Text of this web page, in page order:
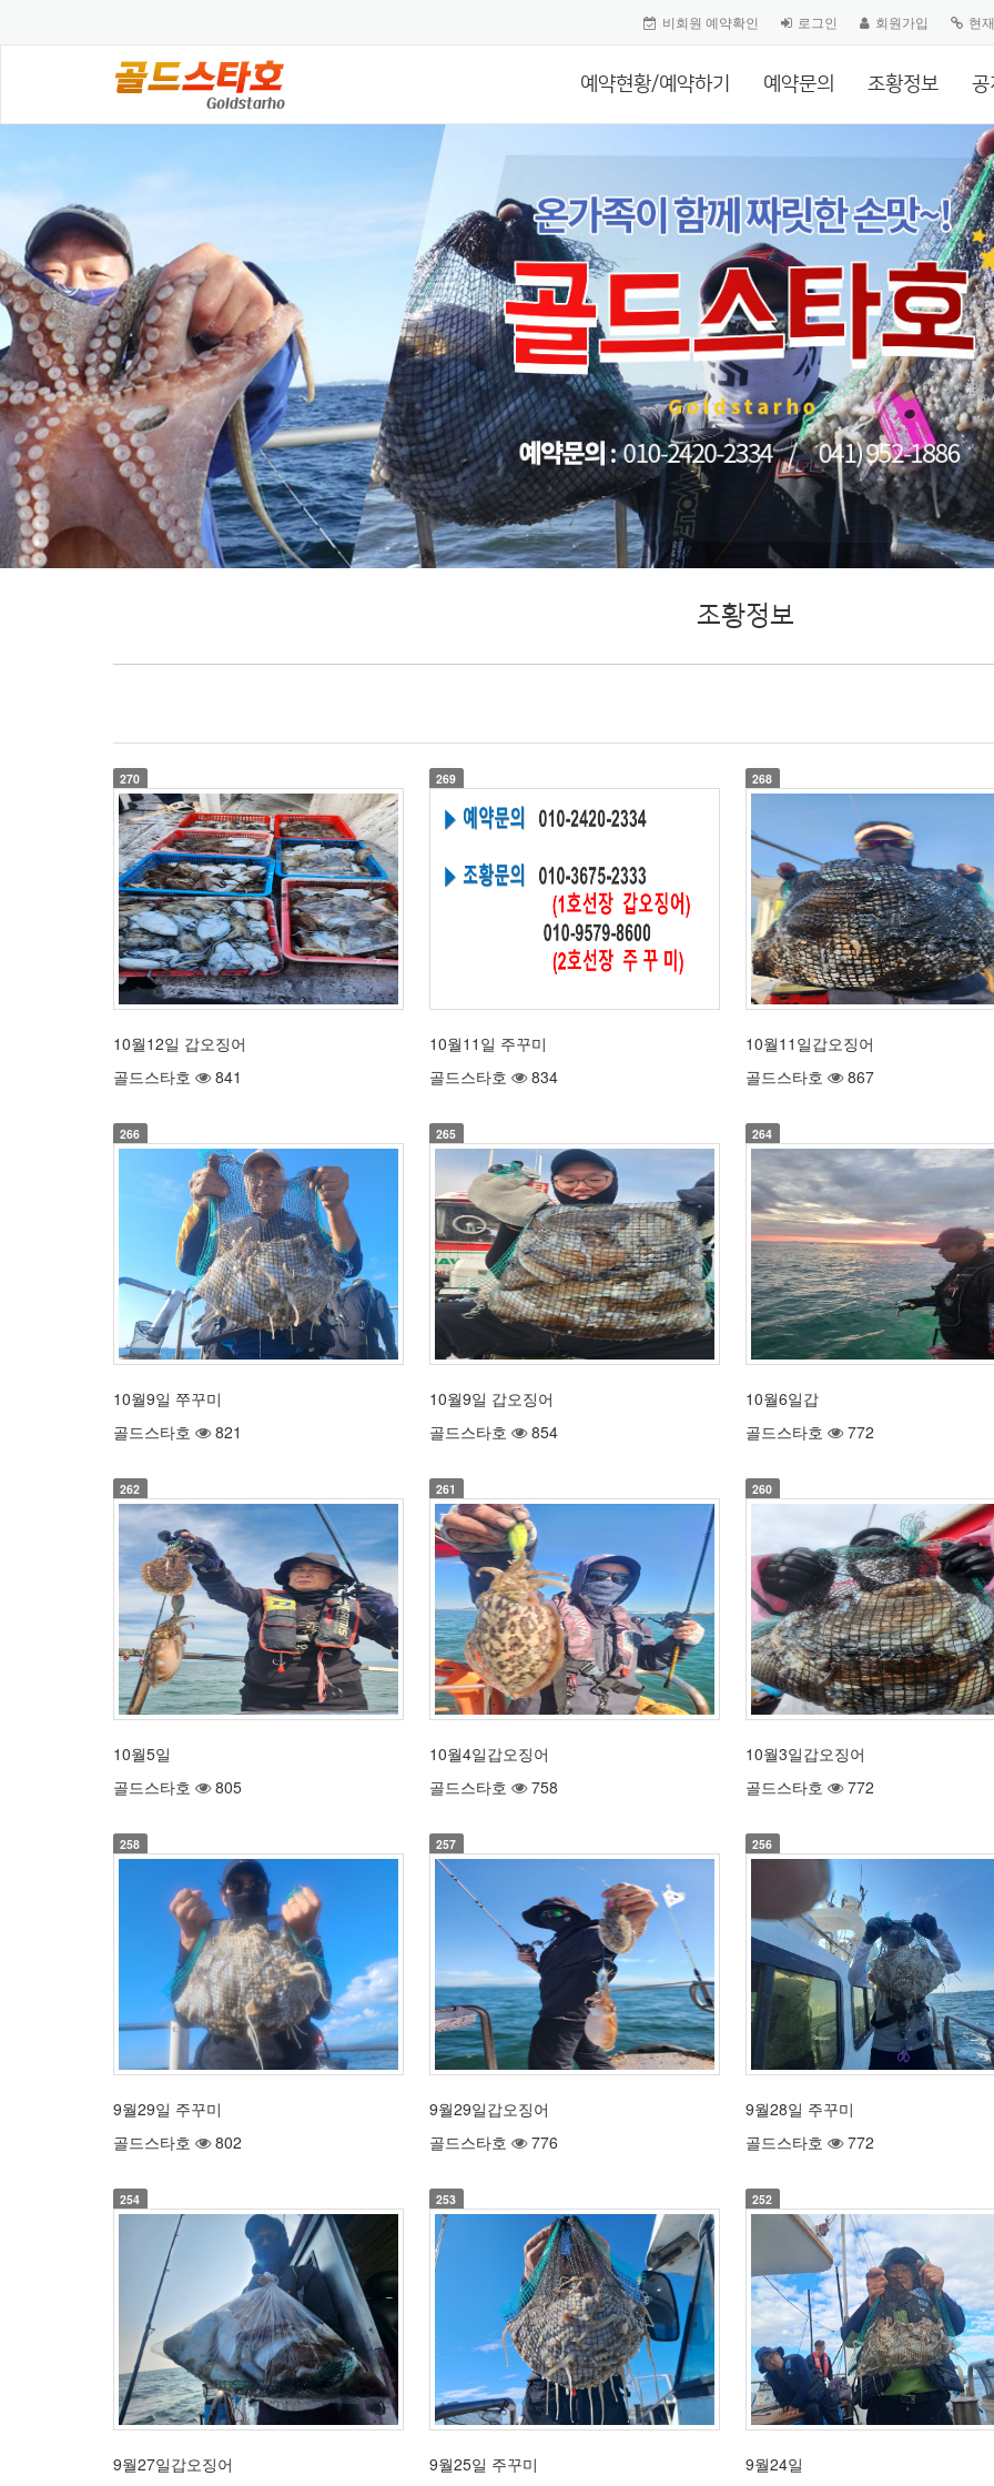
비회원 예약확인 로그인 회원가입 현
예약현황/예약하기 예약문의 조황정보 공
조황정보
270
10월12일 갑오징어
골드스타호
841
269
10월11일 주꾸미
골드스타호
834
268
10월11일갑오징어
골드스타호
867
266
10월9일 쭈꾸미
골드스타호
821
265
10월9일 갑오징어
골드스타호
854
264
10월6일갑
골드스타호
772
262
10월5일
골드스타호
805
261
10월4일갑오징어
골드스타호
758
260
10월3일갑오징어
골드스타호
772
258
9월29일 주꾸미
골드스타호
802
257
9월29일갑오징어
골드스타호
776
256
9월28일 주꾸미
골드스타호
772
254
9월27일갑오징어
253
9월25일 주꾸미
252
9월24일